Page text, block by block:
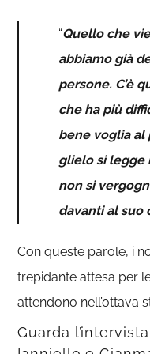
“Quello che
abbiamo già
persone. C’è
che ha più
bene voglia al
glielo si legge
non si
davanti al suo
Con queste parole, i
trepidante attesa per
attendono nell’ottava
Guarda